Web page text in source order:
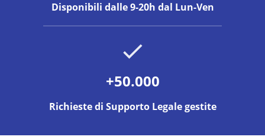
Disponibili dalle 9-20h dal Lun-Ven
+50.000
Richieste di Supporto Legale gestite